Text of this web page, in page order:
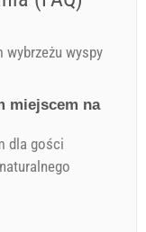
wybrzeżu wyspy
miejscem na
dla gości